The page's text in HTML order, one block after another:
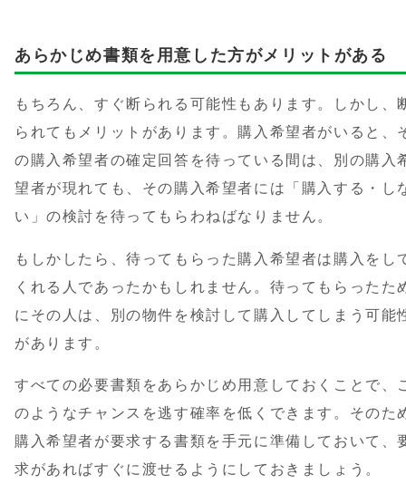
あらかじめ書類を用意した方がメリットがある
もちろん、すぐ断られる可能性もあります。しかし、
られてもメリットがあります。購入希望者がいると、
の購入希望者の確定回答を待っている間は、別の購入
望者が現れても、その購入希望者には「購入する・し
い」の検討を待ってもらわねばなりません。
もしかしたら、待ってもらった購入希望者は購入をし
くれる人であったかもしれません。待ってもらったた
にその人は、別の物件を検討して購入してしまう可能
があります。
すべての必要書類をあらかじめ用意しておくことで、
のようなチャンスを逃す確率を低くできます。そのた
購入希望者が要求する書類を手元に準備しておいて、
求があればすぐに渡せるようにしておきましょう。